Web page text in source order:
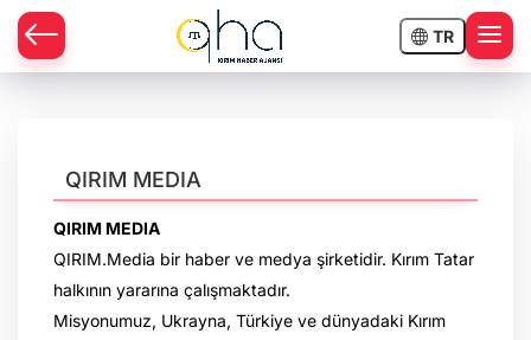
TR
QIRIM MEDIA
QIRIM MEDIA
QIRIM.Media bir haber ve medya şirketidir. Kırım Tatar
halkının yararına çalışmaktadır.
Misyonumuz, Ukrayna, Türkiye ve dünyadaki Kırım